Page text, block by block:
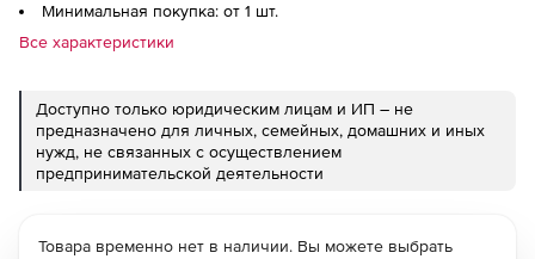
Минимальная покупка: от 1 шт.
Все характеристики
Доступно только юридическим лицам и ИП – не
предназначено для личных, семейных, домашних и иных
нужд, не связанных с осуществлением
предпринимательской деятельности
Товара временно нет в наличии. Вы можете выбрать